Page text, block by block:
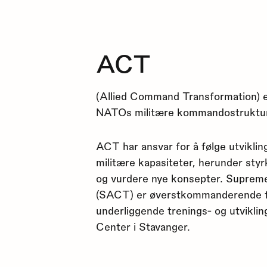
ACT
(Allied Command Transformation)
NATOs militære
ACT har ansvar for å følge
militære kapasiteter, herunder
og vurdere nye konsepter.
(SACT) er
underliggende trenings- og
Center i Stavanger.